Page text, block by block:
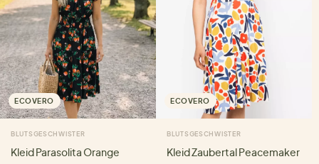
ECOVERO
BLUTSGESCHWISTER
Kleid Parasolita Orange
ECOVERO
BLUTSGESCHWISTER
Kleid Zaubertal Peacemaker